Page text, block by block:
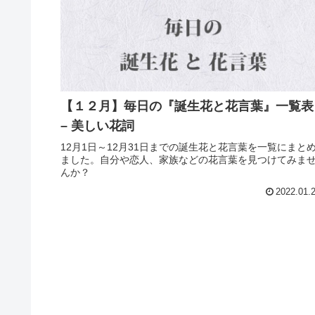
【１２月】毎日の『誕生花と花言葉』一覧表
– 美しい花詞
12月1日～12月31日までの誕生花と花言葉を一覧にまとめ
ました。自分や恋人、家族などの花言葉を見つけてみま
んか？